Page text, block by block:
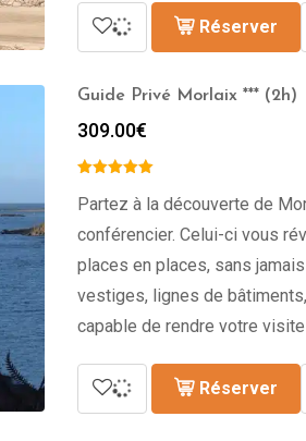
Réserver
Guide Privé Morlaix *** (2h)
309.00€
Partez à la découverte de
conférencier. Celui-ci vous
places en places, sans
vestiges, lignes de
capable de rendre votre
Réserver